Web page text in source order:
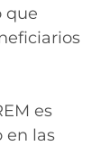
que
es
en las